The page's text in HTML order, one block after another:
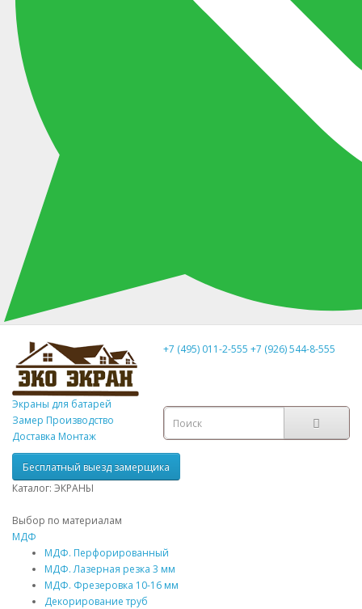
Экраны для батарей
Замер Производство
Доставка Монтаж
+7 (495) 011-2-555 +7 (926) 544-8-555
Бесплатный выезд замерщика
Каталог: ЭКРАНЫ
Выбор по материалам
МДФ
МДФ. Перфорированный
МДФ. Лазерная резка 3 мм
МДФ. Фрезеровка 10-16 мм
Декорирование труб